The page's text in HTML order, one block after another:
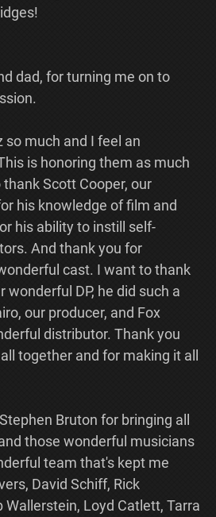
dad, for turning me on to
so much and I feel an
is honoring them as much
Scott Cooper, our
his knowledge of film and
his ability to instill self-
And thank you for
cast. I want to thank
wonderful DP, he did such a
our producer, and Fox
distributor. Thank you
together and for making it all
Bruton for bringing all
those wonderful musicians
team that's kept me
David Schiff, Rick
Wallerstein, Loyd Catlett, Tarra